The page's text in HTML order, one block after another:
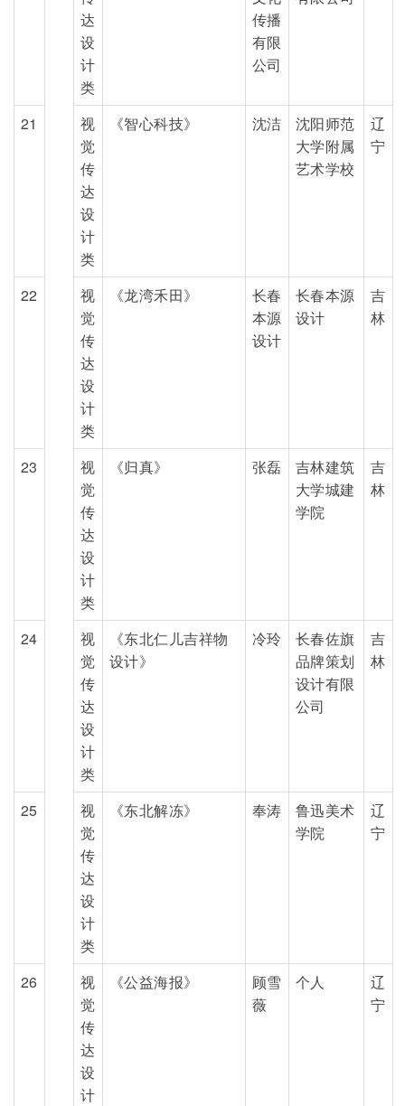
达
设
计
类
传播
有限
公司
21
视
觉
传
达
设
计
类
《智心科技》 沈洁
沈阳师范
大学附属
艺术学校
辽
宁
22
视
觉
传
达
设
计
类
《龙湾禾田》
长春
本源
设计
长春本源
设计
吉
林
23
视
觉
传
达
设
计
类
《归真》 张磊
吉林建筑
大学城建
学院
吉
林
24
视
觉
传
达
设
计
类
《东北仁儿吉祥物
设计》
冷玲
长春佐旗
品牌策划
设计有限
公司
吉
林
25
视
觉
传
达
设
计
类
《东北解冻》 奉涛
鲁迅美术
学院
辽
宁
26
视
觉
传
达
设
计
《公益海报》
顾雪
薇
个人
辽
宁